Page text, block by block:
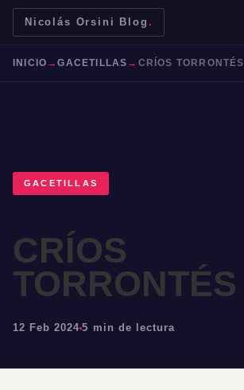
Nicolás Orsini Blog .
Mendoza
INICIO →GACETILLAS → CRÍOS TORRONTÉS
GACETILLAS
CRÍOS
TORRONTÉS
12 Feb 2024 5 min de lectura